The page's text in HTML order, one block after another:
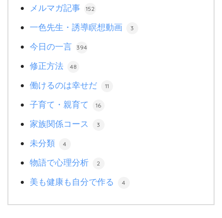
メルマガ記事 152
一色先生・誘導瞑想動画 3
今日の一言 394
修正方法 48
働けるのは幸せだ 11
子育て・親育て 16
家族関係コース 3
未分類 4
物語で心理分析 2
美も健康も自分で作る 4